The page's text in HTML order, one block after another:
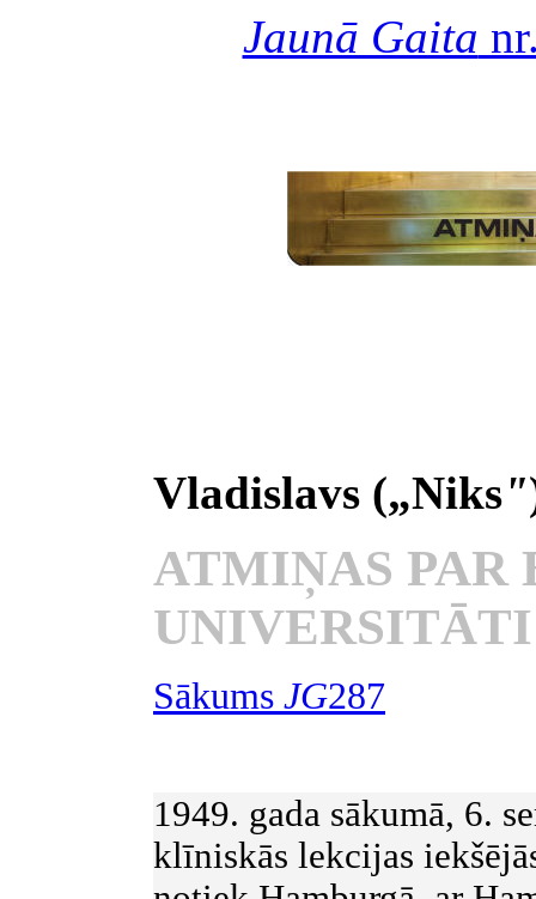
Jaunā Gaita
Vladislavs („Niks"
ATMIŅAS PAR
Sākums JG287
1949. gada sākumā, 6.
klīniskās lekcijas